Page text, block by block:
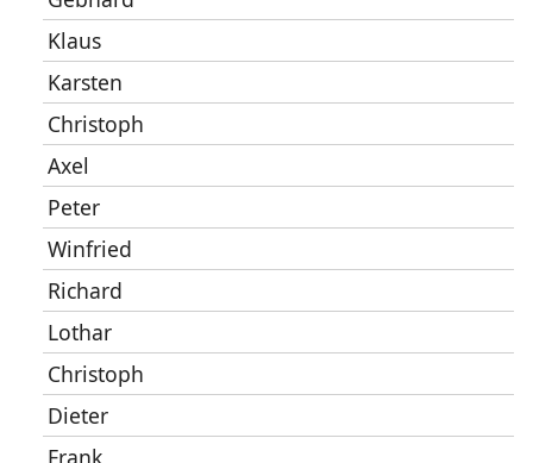
Klaus
Karsten
Christoph
Axel
Peter
Winfried
Richard
Lothar
Christoph
Dieter
Frank